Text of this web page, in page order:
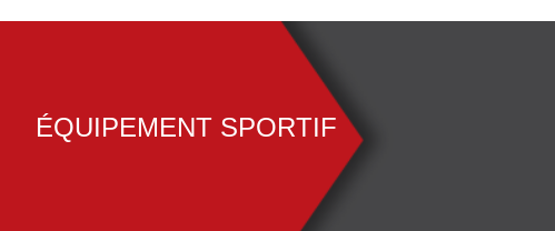
ÉQUIPEMENT SPORTIF